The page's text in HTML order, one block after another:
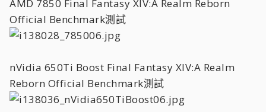
AMD 7850 Final Fantasy XIV:A Realm Reborn
Official Benchmark測試
nVidia 650Ti Boost Final Fantasy XIV:A Realm
Reborn Official Benchmark測試